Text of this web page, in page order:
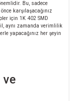
Bu, sadece
karşılaşacağınız
için 1K 402 SMD
aynı zamanda verimlilik
yapacağınız her şeyin
ve